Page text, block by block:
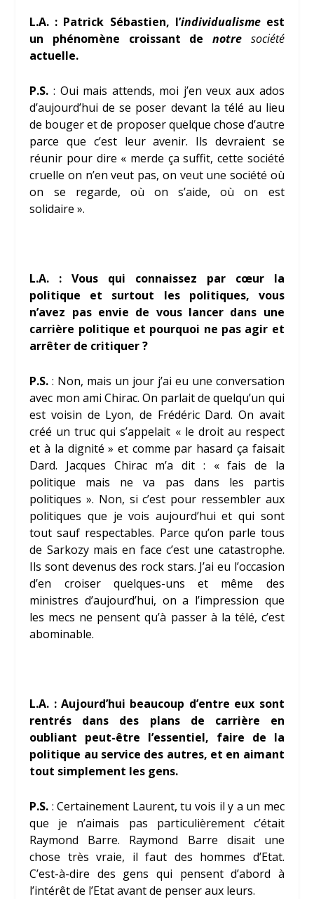
L.A. : Patrick Sébastien, l’individualismeest
un phénomène croissant de notre société
actuelle.
P.S. : Oui mais attends, moi j’en veux aux ados
d’aujourd’hui de se poser devant la télé au lieu
de bouger et de proposer quelque chose d’autre
parce que c’est leur avenir. Ils devraient se
réunir pour dire « merde ça suffit, cette société
cruelle on n’en veut pas, on veut une société où
on se regarde, où on s’aide, où on est
solidaire ».
L.A. : Vous qui connaissez par cœur la
politique et surtout les politiques, vous
n’avez pas envie de vous lancer dans une
carrière politique et pourquoi ne pas agir et
arrêter de critiquer ?
P.S. : Non, mais un jour j’ai eu une conversation
avec mon ami Chirac. On parlait de quelqu’un qui
est voisin de Lyon, de Frédéric Dard. On avait
créé un truc qui s’appelait « le droit au respect
et à la dignité » et comme par hasard ça faisait
Dard. Jacques Chirac m’a dit : « fais de la
politique mais ne va pas dans les partis
politiques ». Non, si c’est pour ressembler aux
politiques que je vois aujourd’hui et qui sont
tout sauf respectables. Parce qu’on parle tous
de Sarkozy mais en face c’est une catastrophe.
Ils sont devenus des rock stars. J’ai eu l’occasion
d’en croiser quelques-uns et même des
ministres d’aujourd’hui, on a l’impression que
les mecs ne pensent qu’à passer à la télé, c’est
abominable.
L.A. : Aujourd’hui beaucoup d’entre eux sont
rentrés dans des plans de carrière en
oubliant peut-être l’essentiel, faire de la
politique au service des autres, et en aimant
tout simplement les gens.
P.S. : Certainement Laurent, tu vois il y a un mec
que je n’aimais pas particulièrement c’était
Raymond Barre. Raymond Barre disait une
chose très vraie, il faut des hommes d’Etat.
C’est-à-dire des gens qui pensent d’abord à
l’intérêt de l’Etat avant de penser aux leurs.